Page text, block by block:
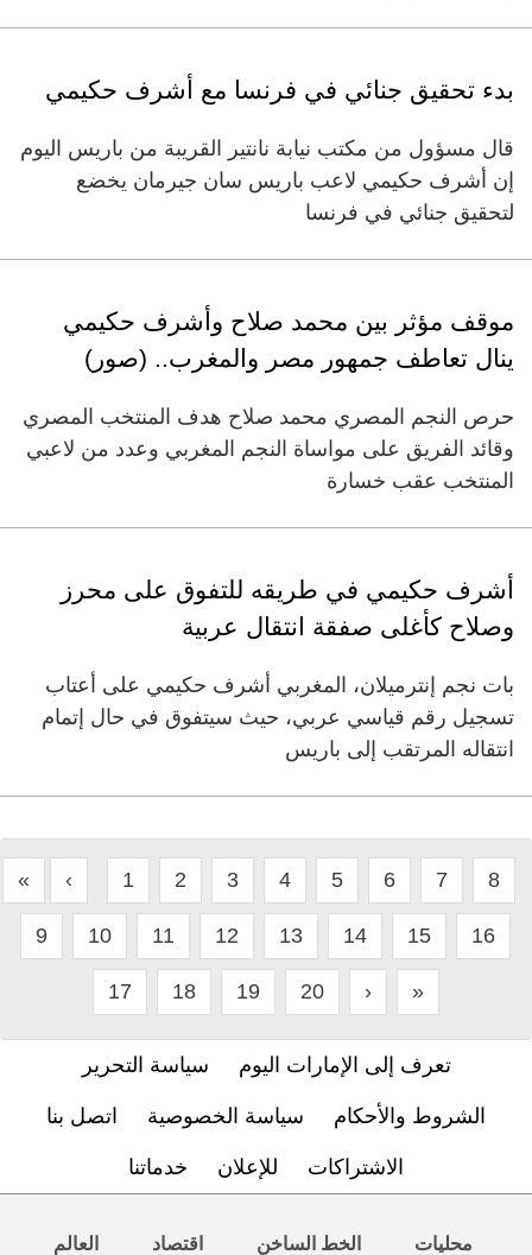
بدء تحقيق جنائي في فرنسا مع أشرف حكيمي
قال مسؤول من مكتب نيابة نانتير القريبة من باريس اليوم
إن أشرف حكيمي لاعب باريس سان جيرمان يخضع
لتحقيق جنائي في فرنسا
موقف مؤثر بين محمد صلاح وأشرف حكيمي
ينال تعاطف جمهور مصر والمغرب.. (صور)
حرص النجم المصري محمد صلاح هدف المنتخب المصري
وقائد الفريق على مواساة النجم المغربي وعدد من لاعبي
المنتخب عقب خسارة
أشرف حكيمي في طريقه للتفوق على محرز
وصلاح كأغلى صفقة انتقال عربية
بات نجم إنترميلان، المغربي أشرف حكيمي على أعتاب
تسجيل رقم قياسي عربي، حيث سيتفوق في حال إتمام
انتقاله المرتقب إلى باريس
« ‹ 1 2 3 4 5 6 7 8
9 10 11 12 13 14 15 16
17 18 19 20 › »
تعرف إلى الإمارات اليوم سياسة التحرير
الشروط والأحكام سياسة الخصوصية اتصل بنا
الاشتراكات للإعلان خدماتنا
محليات الخط الساخن اقتصاد العالم